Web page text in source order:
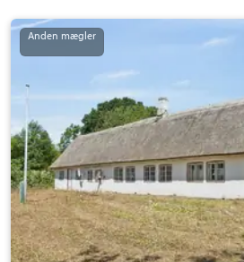
Villa:
Østergårdstræde
4772